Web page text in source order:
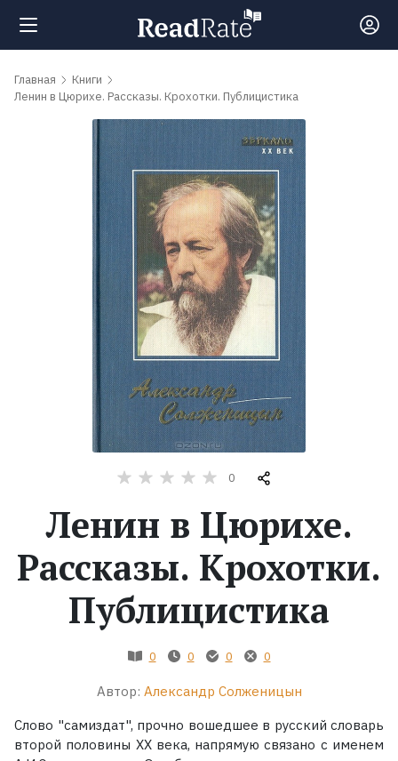
Поиск
Рейтинги
обсуждаемые
Экранизации
Главная
Книги
Ленин в Цюрихе. Рассказы. Крохотки. Публицистика
0
Ленин в Цюрихе.
Рассказы. Крохотки.
Публицистика
0 0 0 0
Автор: Александр Солженицын
Слово "самиздат", прочно вошедшее в русский словарь
второй половины XX века, напрямую связано с именем